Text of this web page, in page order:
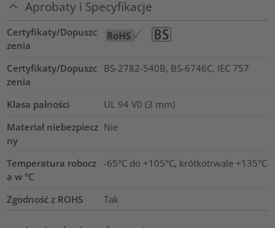
Aprobaty i Specyfikacje
Certyfikaty/Dopuszc
zenia
Certyfikaty/Dopuszc
zenia
BS-2782-540B, BS-6746C, IEC 757
Klasa palności
UL 94 V0 (3 mm)
Materiał niebezpiecz
ny
Nie
Temperatura robocz
a w °C
-65°C do +105°C, krótkotrwale +135°C
Zgodność z ROHS Tak